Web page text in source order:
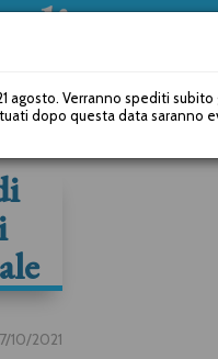
10/2021
agosto. Verranno spediti
dopo questa data saranno